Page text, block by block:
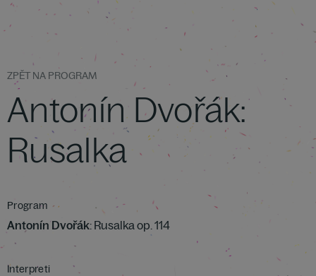
ZPĚT NA PROGRAM
Antonín Dvořák:
Rusalka
Program
Antonín Dvořák: Rusalka op. 114
Interpreti